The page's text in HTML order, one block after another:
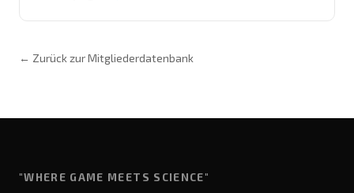
← Zurück zur Mitgliederdatenbank
"WHERE GAME MEETS SCIENCE"